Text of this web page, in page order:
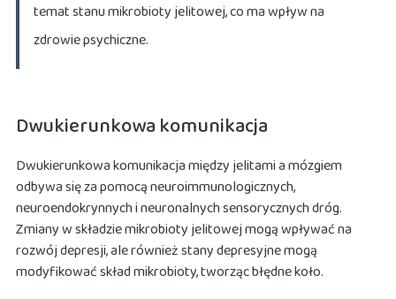
temat stanu mikrobioty jelitowej, co ma wpływ na
zdrowie psychiczne.
Dwukierunkowa komunikacja
Dwukierunkowa komunikacja między jelitami a mózgiem
odbywa się za pomocą neuroimmunologicznych,
neuroendokrynnych i neuronalnych sensorycznych dróg.
Zmiany w składzie mikrobioty jelitowej mogą wpływać na
rozwój depresji, ale również stany depresyjne mogą
modyfikować skład mikrobioty, tworząc błędne koło.